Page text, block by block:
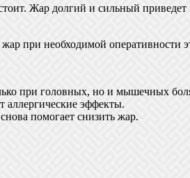
Жар долгий и сильный
при необходимой оперативности
при головных, но и мышечных
аллергические эффекты.
помогает снизить жар.